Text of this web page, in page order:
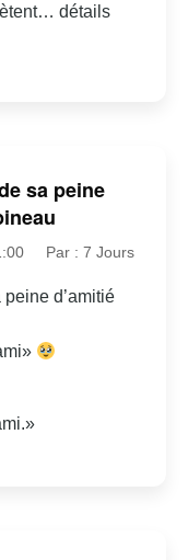
détails
sa peine
Par : 7 Jours
d’amitié